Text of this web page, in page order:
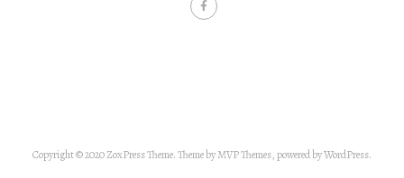
Copyright © 2020 ZoxPress Theme. Theme by MVP Themes, powered by WordPress.